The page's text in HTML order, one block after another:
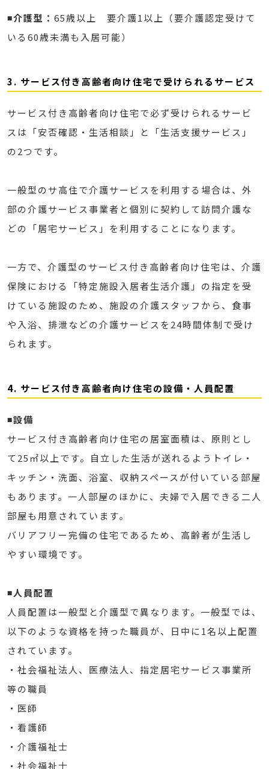
◾️介護型： 65歳以上 要介護1以上（要介護認定受けて
いる60歳未満も入居可能）
3. サービス付き高齢者向け住宅で受けられるサービス
サービス付き高齢者向け住宅で必ず受けられるサービ
スは「安否確認・生活相談」と「生活支援サービス」
の2つです。
一般型のサ高住で介護サービスを利用する場合は、外
部の介護サービス事業者と個別に契約して訪問介護な
どの「居宅サービス」を利用することになります。
一方で、介護型のサービス付き高齢者向け住宅は、介護
保険における「特定施設入居者生活介護」の指定を受
けている施設のため、施設の介護スタッフから、食事
や入浴、排泄などの介護サービスを24時間体制で受け
られます。
4. サービス付き高齢者向け住宅の設備・人員配置
◾️設備
サービス付き高齢者向け住宅の居室面積は、原則とし
て25㎡以上です。自立した生活が送れるようトイレ・
キッチン・洗面、浴室、収納スペースが付いている部屋
もあります。一人部屋のほかに、夫婦で入居できる二人
部屋も用意されています。
バリアフリー完備の住宅であるため、高齢者が生活し
やすい環境です。
◾️人員配置
人員配置は一般型と介護型で異なります。一般型では、
以下のような資格を持った職員が、日中に1名以上配置
されています。
・社会福祉法人、医療法人、指定居宅サービス事業所
等の職員
・医師
・看護師
・介護福祉士
・社会福祉士